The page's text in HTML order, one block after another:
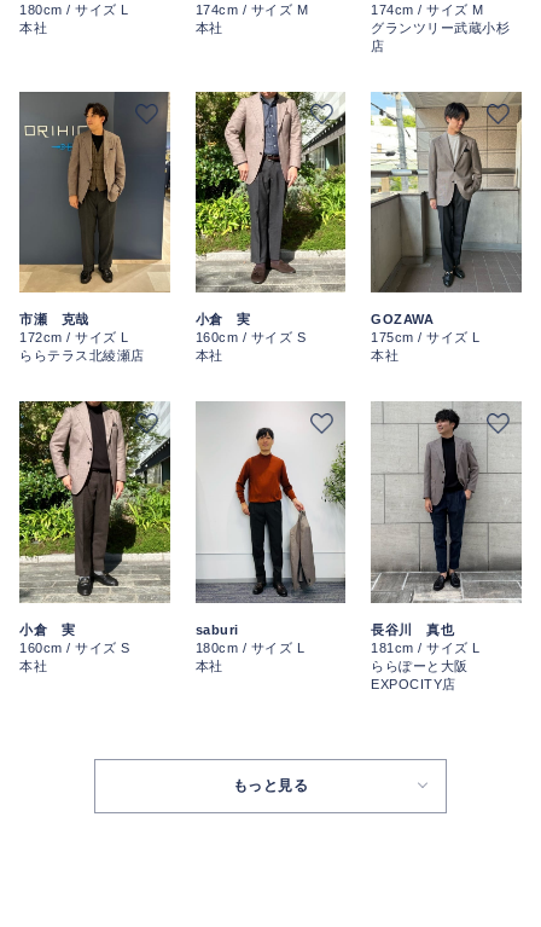
180cm / サイズ L
本社
174cm / サイズ M
本社
174cm / サイズ M
グランツリー武蔵小杉
店
市瀬 克哉
172cm / サイズ L
ららテラス北綾瀬店
小倉 実
160cm / サイズ S
本社
GOZAWA
175cm / サイズ L
本社
小倉 実
160cm / サイズ S
本社
saburi
180cm / サイズ L
本社
長谷川 真也
181cm / サイズ L
ららぽーと大阪
EXPOCITY店
もっと見る